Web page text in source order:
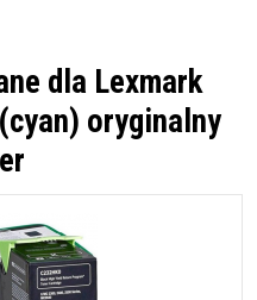
dla Lexmark
oryginalny